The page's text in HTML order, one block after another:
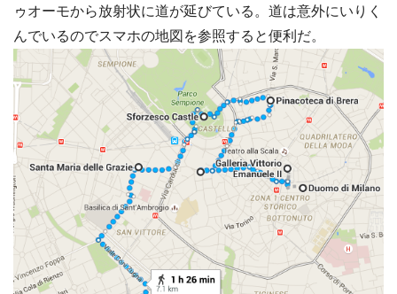
ゥオーモから放射状に道が延びている。道は意外にいりく
んでいるのでスマホの地図を参照すると便利だ。